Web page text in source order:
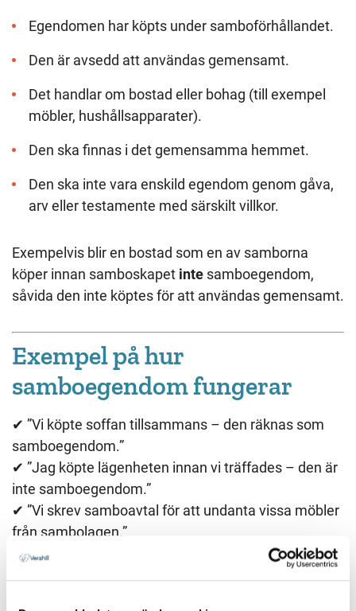
Egendomen har köpts under samboförhållandet.
Den är avsedd att användas gemensamt.
Det handlar om bostad eller bohag (till exempel
möbler, hushållsapparater).
Den ska finnas i det gemensamma hemmet.
Den ska inte vara enskild egendom genom gåva,
arv eller testamente med särskilt villkor.
Exempelvis blir en bostad som en av samborna
köper innan samboskapet inte samboegendom,
såvida den inte köptes för att användas gemensamt.
Exempel på hur
samboegendom fungerar
✔︎ ”Vi köpte soffan tillsammans – den räknas som
samboegendom.”
✔︎ ”Jag köpte lägenheten innan vi träffades – den är
inte samboegendom.”
✔︎ ”Vi skrev samboavtal för att undanta vissa möbler
från sambolagen.”
Vid en bodelning är det viktigt att kunna visa vad